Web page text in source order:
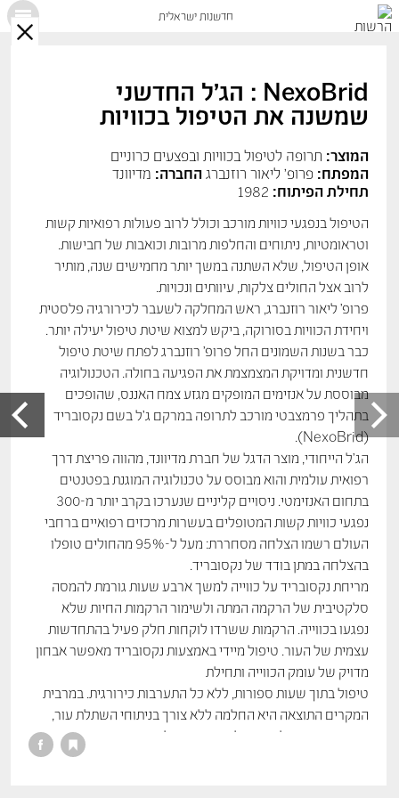
חדשנות ישראלית
NexoBrid : הג’ל החדשני
שמשנה את הטיפול בכוויות
המוצר: תרופה לטיפול בכוויות ובפצעים כרוניים
המפתח: פרופ' ליאור רוזנברג החברה: מדיוונד
תחילת הפיתוח:
הטיפול בנפגעי כוויות מורכב וכולל לרוב פעולות רפואיות קשות
וטראומטיות, ניתוחים והחלפות מרובות וכואבות של חבישות.
אופן הטיפול, שלא השתנה במשך יותר מחמישים שנה, מותיר
לרוב אצל החולים צלקות, עיוותים ונכויות.
פרופ’ ליאור רוזנברג, ראש המחלקה לשעבר לכירורגיה פלסטית
ויחידת הכוויות בסורוקה, ביקש למצוא שיטת טיפול יעילה יותר.
כבר בשנות השמונים החל פרופ’ רוזנברג לפתח שיטת טיפול
חדשנית ומדויקת המצמצמת את הפגיעה בחולה. הטכנולוגיה
מבוססת על אנזימים המופקים מגזע צמח האננס, שהופכים
בתהליך פרמצבטי מורכב לתרופה במרקם ג’ל בשם נקסובריד
(NexoBrid).
הג’ל הייחודי, מוצר הדגל של חברת מדיוונד, מהווה פריצת דרך
רפואית עולמית והוא מבוסס על טכנולוגיה המוגנת בפטנטים
בתחום האנזימטי. ניסויים קליניים שנערכו בקרב יותר מ-300
נפגעי כוויות קשות המטופלים בעשרות מרכזים רפואיים ברחבי
העולם רשמו הצלחה מסחררת: מעל ל-95% מהחולים טופלו
בהצלחה במתן בודד של נקסובריד.
מריחת נקסובריד על כווייה למשך ארבע שעות גורמת להמסה
סלקטיבית של הרקמה המתה ולשימור הרקמות החיות שלא
נפגעו בכווייה. הרקמות ששרדו לוקחות חלק פעיל בהתחדשות
עצמית של העור. טיפול מיידי באמצעות נקסובריד מאפשר אבחון
מדויק של עומק הכווייה ותחילת
טיפול בתוך שעות ספורות, ללא כל התערבות כירורגית. במרבית
המקרים התוצאה היא החלמה ללא צורך בניתוחי השתלת עור,
כאשר בתום תהליך ההחלמה נותרות צלקות מזעריות יחסית
לטיפול בשיטות אחרות. יתרונות התרופה מאפשרים בין היתר
X